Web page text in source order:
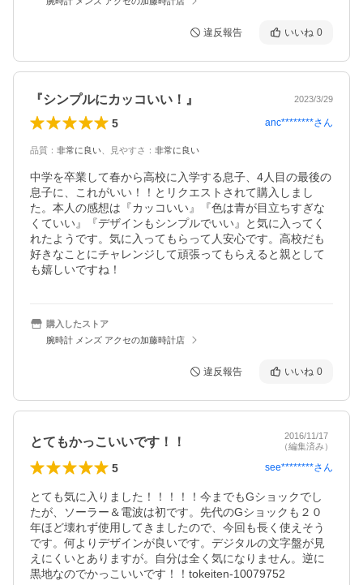
違反報告 いいね 0
『シンプルにカッコいい！』 2023/3/29
5 anc********さん
品質 ： 非常に良い 見やすさ ： 非常に良い
中学を卒業して春から高校に入学する息子、4人目の最後の
息子に、これがいい！！とリクエストされて購入しまし
た。本人の感想は『カッコいい』『色は青が目立ちすぎな
くていい』『デザインもシンプルでいい』と気に入ってく
れたようです。気に入ってもらって人安心です。高校だも
好きなことにチャレンジして頑張ってもらえると親として
も嬉しいですね！
購入したストア
腕時計 メンズ アクセの加藤時計店
違反報告 いいね 0
とてもかっこいいです！！
2016/11/17
（編集済み）
5 see********さん
とても気に入りました！！！！！今までもGショックでし
たが、ソーラー＆電波は初です。先代のGショックも２０
年ほど壊れず使用してきましたので、今回も長く使えそう
です。何よりデザインが良いです。デジタルの文字盤が見
えにくいとありますが。自分は全く気になりません。逆に
黒地なのでかっこいいです！！tokeiten-10079752